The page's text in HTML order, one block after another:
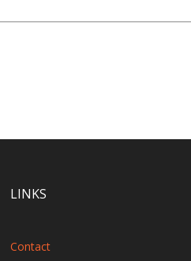
LINKS
Contact